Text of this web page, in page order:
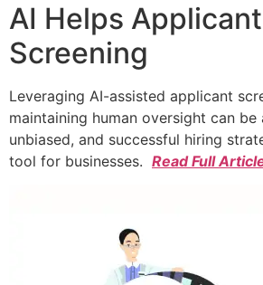
AI Helps Applicant
Screening
Leveraging AI-assisted applicant
maintaining human oversight can be
unbiased, and successful hiring
tool for businesses. Read Full